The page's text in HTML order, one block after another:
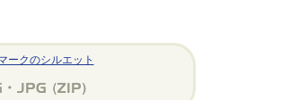
ークのシルエット